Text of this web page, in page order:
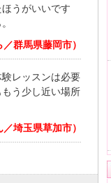
うがいいです
群馬県藤岡市）
レッスンは必要
う少し近い場所
埼玉県草加市）